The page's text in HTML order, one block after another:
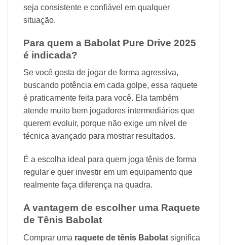
seja consistente e confiável em qualquer
situação.
Para quem a Babolat Pure Drive 2025
é indicada?
Se você gosta de jogar de forma agressiva,
buscando potência em cada golpe, essa raquete
é praticamente feita para você. Ela também
atende muito bem jogadores intermediários que
querem evoluir, porque não exige um nível de
técnica avançado para mostrar resultados.
É a escolha ideal para quem joga tênis de forma
regular e quer investir em um equipamento que
realmente faça diferença na quadra.
A vantagem de escolher uma Raquete
de Tênis Babolat
Comprar uma raquete de tênis Babolat significa